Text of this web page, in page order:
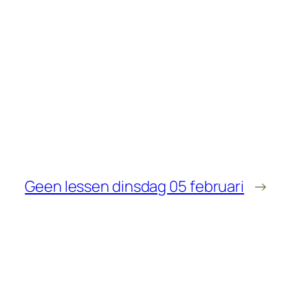
Geen lessen dinsdag 05 februari →